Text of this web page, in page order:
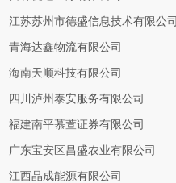
江苏苏州市德盛信息技术有限公司
青海达鑫物流有限公司
海南天顺科技有限公司
四川泸州泰安服务有限公司
福建南平慕萱证券有限公司
广东宝安区昌盛农业有限公司
江西晶成能源有限公司